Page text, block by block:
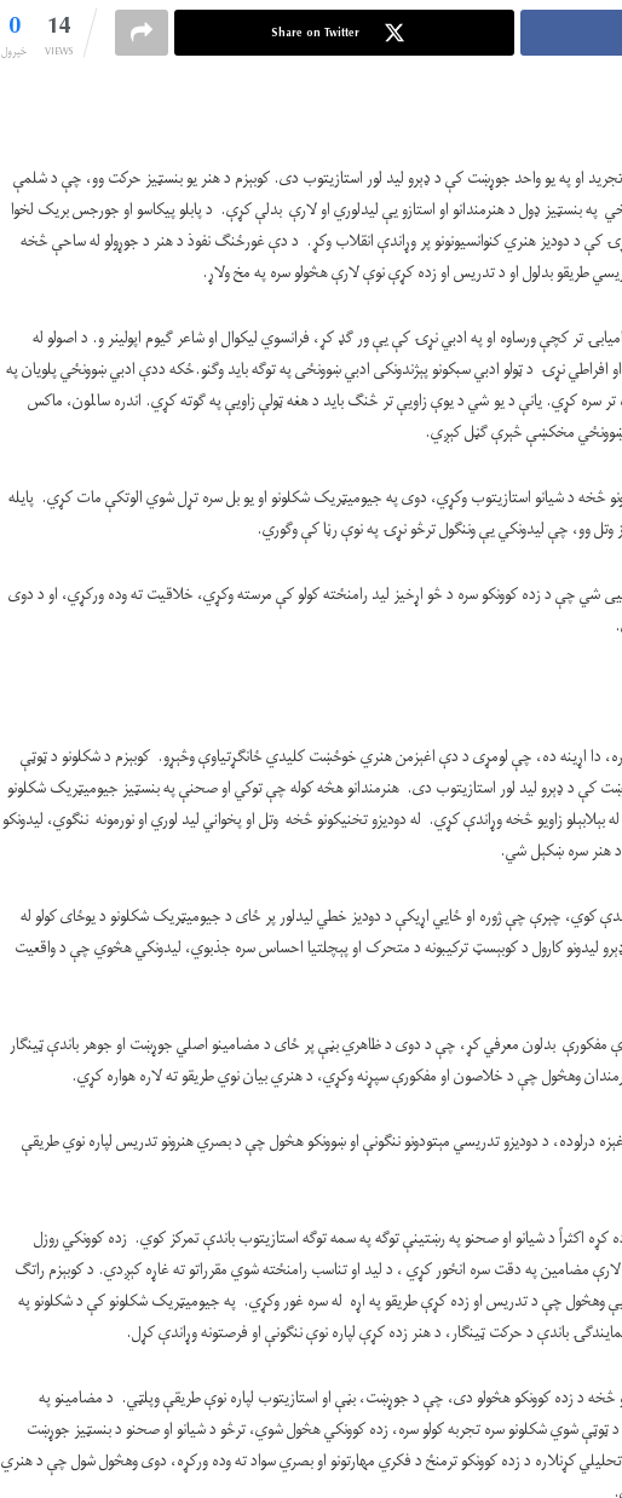
0
خپرول
14
VIEWS
Share on Twitter
او په یو واحد جوړښت کې د ډېرو لید لور استازیتوب دی. کوبېزم د هنر یو بنسټیز حرکت وو، چې د شلمې
بنسټیز ډول د هنرمندانو او استازو یې لیدلوري او لارې بدلې کړې. د پابلو پیکاسو او جورجس بریک لخوا
کې د دودیز هنري کنوانسیونونو پر وړاندې انقلاب وکړ. د دې غورځنګ نفوذ د هنر د جوړولو له ساحې څخه
طریقو بدلول او د تدریس او زده کړې نوې لارې هڅولو سره په مخ ولاړ.
تر کچې ورساوه او په ادبي نړۍ کې یې ور ګډ کړ، فرانسوي لیکوال او شاعر ګیوم اپولینر و. د اصولو له
نړۍ د ټولو ادبي سبکونو پېژندونکی ادبي ښوونځی په توګه باید وګنو.ځکه ددې ادبي ښوونځي پلویان په
سره کړي. یانې د یو شي د یوې زاویې تر څنګ باید د هغه ټولې زاویې په ګوته کړي. اندره سالمون، ماکس
ښوونځي مخکښې څېرې ګڼل کېږي.
څخه د شیانو استازیتوب وکړي، دوی په جیومیټریک شکلونو او یو بل سره تړل شوي الوتکې مات کړي. پایله
وتل وو، چې لیدونکي یې وننګول ترڅو نړۍ په نوې رڼا کې وګوري.
شي چې د زده کوونکو سره د څو اړخیز لید رامنځته کولو کې مرسته وکړي، خلاقیت ته وده ورکړي، او د دوی
دا اړینه ده، چې لومړی د دې اغېزمن هنري خوځښت کلیدي ځانګړتیاوې وڅېړو. کوبېزم د شکلونو د ټوټې
کې د ډېرو لید لور استازیتوب دی. هنرمندانو هڅه کوله چې توکي او صحنې په بنسټیز جیومیټریک شکلونو
زاویو څخه وړاندې کړي. له دودیزو تخنیکونو څخه وتل او پخواني لید لوري او نورمونه ننګوي، لیدونکو
هنر سره ښکېل شي.
کوي، چېرې چې ژوره او ځایي اړیکې د دودیز خطي لیدلور پر ځای د جیومیټریک شکلونو د یوځای کولو له
لیدونو کارول د کوبېسټ ترکیبونه د متحرک او پېچلتیا احساس سره جذبوي، لیدونکي هڅوي چې د واقعیت
مفکورې بدلون معرفي کړ، چې د دوی د ظاهري بڼې پر ځای د مضامینو اصلي جوړښت او جوهر باندې ټینګار
وهڅول چې د خلاصون او مفکورې سپړنه وکړي، د هنري بیان نوي طریقو ته لاره هواره کړي.
اغېزه درلوده، د دودیزو تدریسي مېتودونو ننګونې او ښوونکو هڅول چې د بصري هنرونو تدریس لپاره نوي طریقې
اکثراً د شیانو او صحنو په رښتینې توګه په سمه توګه استازیتوب باندې تمرکز کوي. زده کوونکي روزل
مضامین په دقت سره انځور کړي ، د لید او تناسب رامنځته شوي مقرراتو ته غاړه کېږدي. د کوبېزم راتګ
وهڅول چې د تدریس او زده کړې طریقو په اړه له سره غور وکړي. په جیومیټریک شکلونو کې د شکلونو په
باندې د حرکت ټینګار، د هنر زده کړې لپاره نوې ننګونې او فرصتونه وړاندې کړل.
څخه د زده کوونکو هڅولو دی، چې د جوړښت، بڼې او استازیتوب لپاره نوې طریقې وپلټي. د مضامینو په
ټوټې شوي شکلونو سره تجربه کولو سره، زده کوونکي هڅول شوي، ترڅو د شیانو او صحنو د بنسټیز جوړښت
کړنلاره د زده کوونکو ترمنځ د فکري مهارتونو او بصري سواد ته وده ورکړه، دوی وهڅول شول چې د هنري